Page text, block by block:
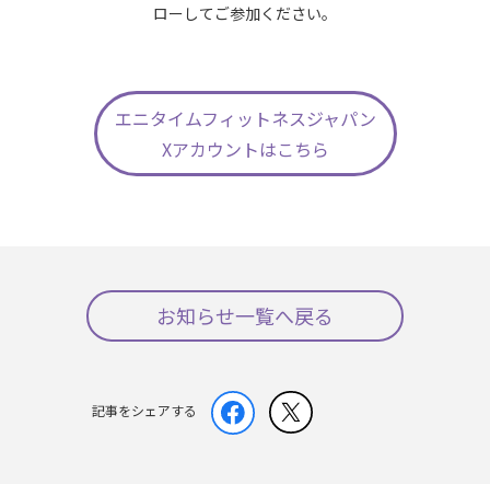
ローしてご参加ください。
エニタイムフィットネスジャパン
Xアカウントはこちら
お知らせ一覧へ戻る
記事をシェアする